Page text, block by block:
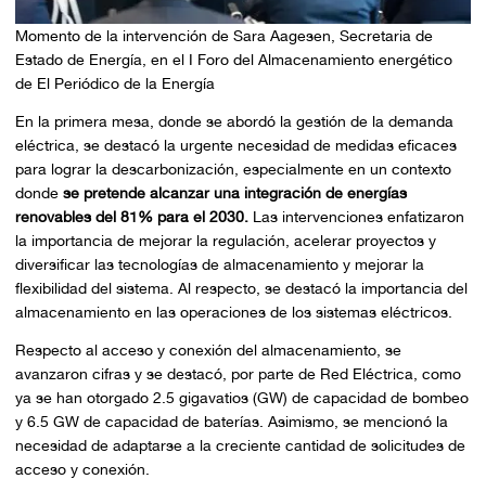
Momento de la intervención de Sara Aagesen, Secretaria de
Estado de Energía, en el I Foro del Almacenamiento energético
de El Periódico de la Energía
En la primera mesa, donde se abordó la gestión de la demanda
eléctrica, se destacó la urgente necesidad de medidas eficaces
para lograr la descarbonización, especialmente en un contexto
donde se pretende alcanzar una integración de energías
renovables del 81% para el 2030.Las intervenciones enfatizaron
la importancia de mejorar la regulación, acelerar proyectos y
diversificar las tecnologías de almacenamiento y mejorar la
flexibilidad del sistema. Al respecto, se destacó la importancia del
almacenamiento en las operaciones de los sistemas eléctricos.
Respecto al acceso y conexión del almacenamiento, se
avanzaron cifras y se destacó, por parte de Red Eléctrica, como
ya se han otorgado 2.5 gigavatios (GW) de capacidad de bombeo
y 6.5 GW de capacidad de baterías. Asimismo, se mencionó la
necesidad de adaptarse a la creciente cantidad de solicitudes de
acceso y conexión.